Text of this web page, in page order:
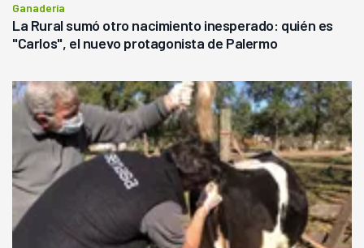
Ganadería
La Rural sumó otro nacimiento inesperado: quién es
"Carlos", el nuevo protagonista de Palermo